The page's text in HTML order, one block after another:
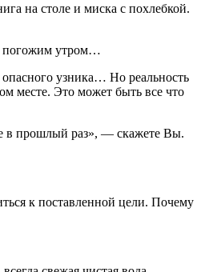
на столе и миска с похлебкой.
погожим утром…
узника… Но реальность
месте. Это может быть все что
в прошлый раз», — скажете Вы.
к поставленной цели. Почему